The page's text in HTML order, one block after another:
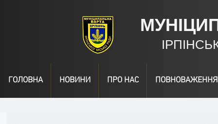
ГОЛОВНА НОВИНИ ПРО НАС ПОВНОВАЖЕННЯ